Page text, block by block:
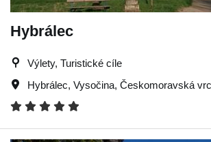
Hybrálec
Výlety, Turistické cíle
Hybrálec, Vysočina, Českomoravská